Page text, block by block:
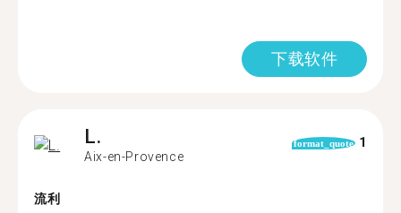
下载软件
L.
Aix-en-Provence
format_quote 1
流利